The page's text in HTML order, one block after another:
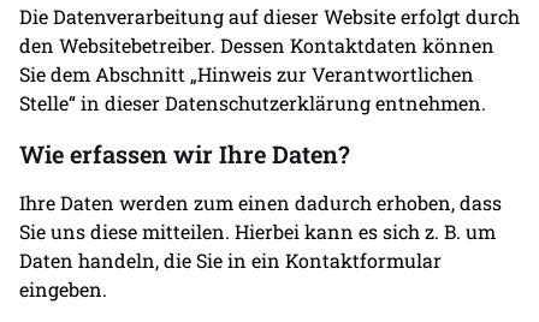
Die Datenverarbeitung auf dieser Website erfolgt durch
den Websitebetreiber. Dessen Kontaktdaten können
Sie dem Abschnitt „Hinweis zur Verantwortlichen
Stelle“ in dieser Datenschutzerklärung entnehmen.
Wie erfassen wir Ihre Daten?
Ihre Daten werden zum einen dadurch erhoben, dass
Sie uns diese mitteilen. Hierbei kann es sich z. B. um
Daten handeln, die Sie in ein Kontaktformular
eingeben.